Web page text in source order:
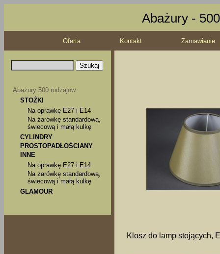
Abażury -
Oferta Kontakt Zamawianie
Abażury 500 rodzajów
STOŻKI
Na oprawkę E27 i E14
Na żarówkę standardową,
świecową i małą kulkę
CYLINDRY
PROSTOPADŁOŚCIANY
INNE
Na oprawkę E27 i E14
Na żarówkę standardową,
świecową i małą kulkę
GLAMOUR
Klosz do lamp stojących,